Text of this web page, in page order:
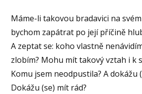
Máme-li takovou bradavici na
bychom zapátrat po její příčině
A zeptat se: koho vlastně
zlobím? Mohu mít takový vztah i k
Komu jsem neodpustila? A dokážu
Dokážu (se) mít rád?